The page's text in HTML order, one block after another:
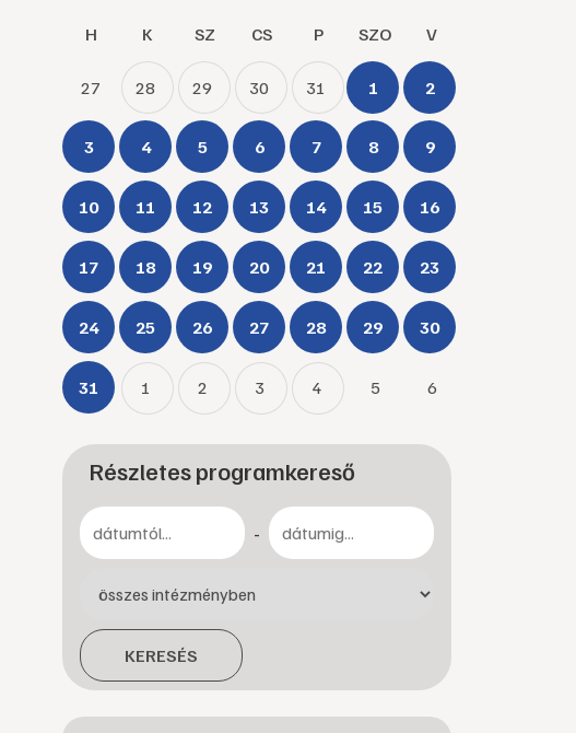
H K SZ CS P SZO V
27 28 29 30 31 1 2
3 4 5 6 7 8 9
10 11 12 13 14 15 16
17 18 19 20 21 22 23
24 25 26 27 28 29 30
31 1 2 3 4 5 6
Részletes programkereső
-
KERESÉS